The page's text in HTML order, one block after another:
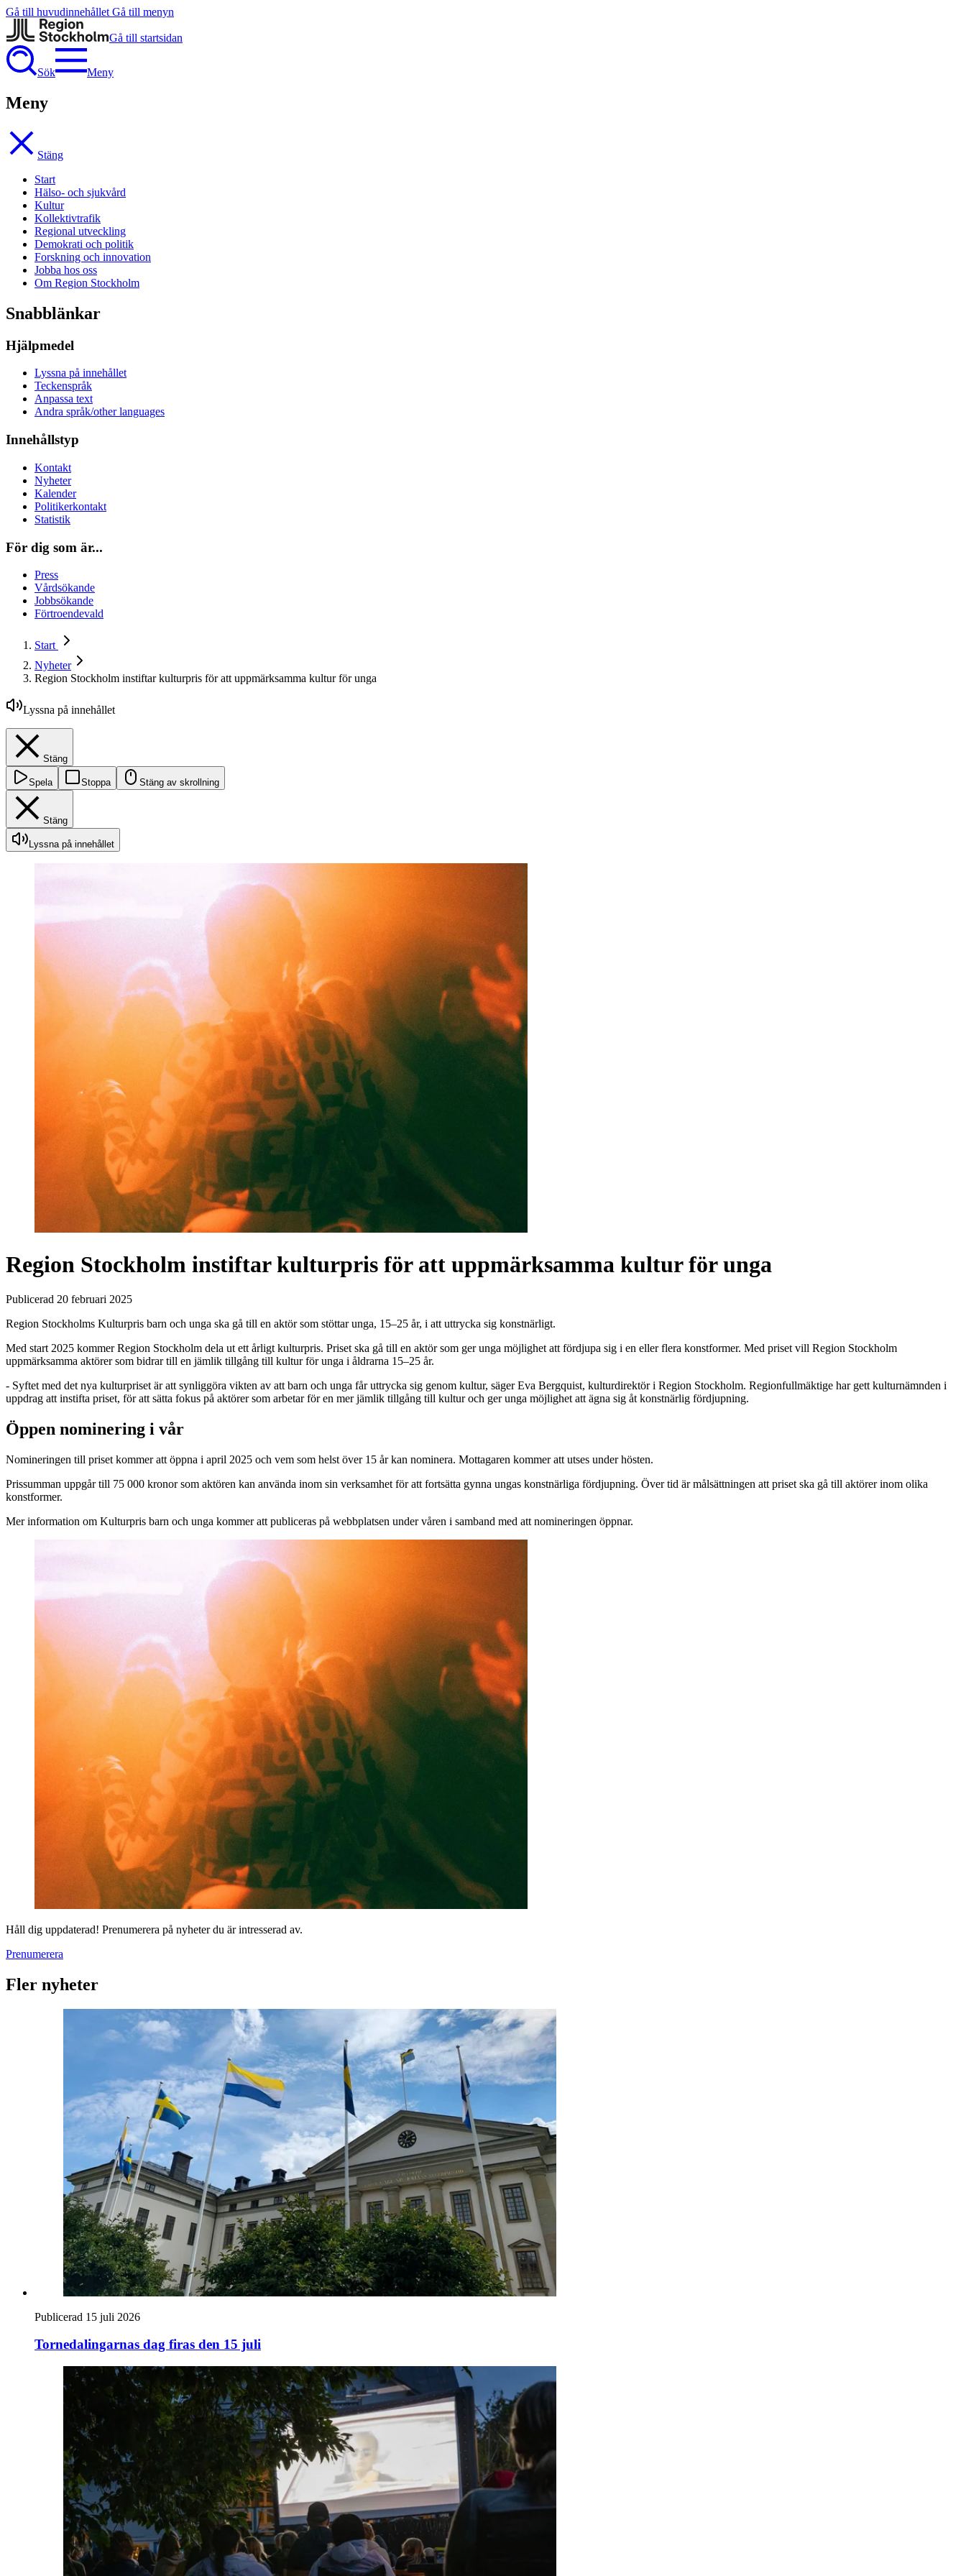
Gå till huvudinnehållet Gå till menyn
Gå till startsidan
Sök Meny
Meny
Stäng
Start
Hälso- och sjukvård
Kultur
Kollektivtrafik
Regional utveckling
Demokrati och politik
Forskning och innovation
Jobba hos oss
Om Region Stockholm
Snabblänkar
Hjälpmedel
Lyssna på innehållet
Teckenspråk
Anpassa text
Andra språk/other languages
Innehållstyp
Kontakt
Nyheter
Kalender
Politikerkontakt
Statistik
För dig som är...
Press
Vårdsökande
Jobbsökande
Förtroendevald
Start
Nyheter
Region Stockholm instiftar kulturpris för att uppmärksamma kultur för unga
Lyssna på innehållet
Stäng
Spela Stoppa Stäng av skrollning
Stäng
Lyssna på innehållet
Region Stockholm instiftar kulturpris för att uppmärksamma kultur för unga
Publicerad 20 februari 2025
Region Stockholms Kulturpris barn och unga ska gå till en aktör som stöttar unga, 15–25 år, i att uttrycka sig konstnärligt.
Med start 2025 kommer Region Stockholm dela ut ett årligt kulturpris. Priset ska gå till en aktör som ger unga möjlighet att fördjupa sig i en eller flera konstformer. Med priset vill Region Stockholm
uppmärksamma aktörer som bidrar till en jämlik tillgång till kultur för unga i åldrarna 15–25 år.
- Syftet med det nya kulturpriset är att synliggöra vikten av att barn och unga får uttrycka sig genom kultur, säger Eva Bergquist, kulturdirektör i Region Stockholm. Regionfullmäktige har gett kulturnämnden i
uppdrag att instifta priset, för att sätta fokus på aktörer som arbetar för en mer jämlik tillgång till kultur och ger unga möjlighet att ägna sig åt konstnärlig fördjupning.
Öppen nominering i vår
Nomineringen till priset kommer att öppna i april 2025 och vem som helst över 15 år kan nominera. Mottagaren kommer att utses under hösten.
Prissumman uppgår till 75 000 kronor som aktören kan använda inom sin verksamhet för att fortsätta gynna ungas konstnärliga fördjupning. Över tid är målsättningen att priset ska gå till aktörer inom olika
konstformer.
Mer information om Kulturpris barn och unga kommer att publiceras på webbplatsen under våren i samband med att nomineringen öppnar.
Håll dig uppdaterad! Prenumerera på nyheter du är intresserad av.
Prenumerera
Fler nyheter
Publicerad 15 juli 2026
Tornedalingarnas dag firas den 15 juli